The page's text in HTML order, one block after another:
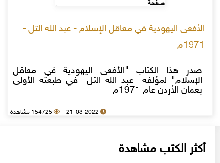
الأفعى اليهودية في معاقل الإسلام - عبد الله التل -
1971م
صدر هذا الكتاب "الأفعى اليهودية في معاقل
الإسلام" لمؤلفه عبد الله التل في طبعته الأولى
بعمان الأردن عام 1971م
21-03-2022 154725 مشاهدة
أكثر الكتب مشاهدة